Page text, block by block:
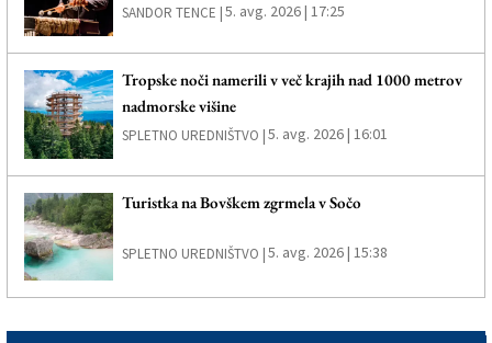
SANDOR TENCE |5. avg. 2026 | 17:25
Tropske noči namerili v več krajih nad 1000 metrov
nadmorske višine
SPLETNO UREDNIŠTVO |5. avg. 2026 | 16:01
Turistka na Bovškem zgrmela v Sočo
SPLETNO UREDNIŠTVO |5. avg. 2026 | 15:38